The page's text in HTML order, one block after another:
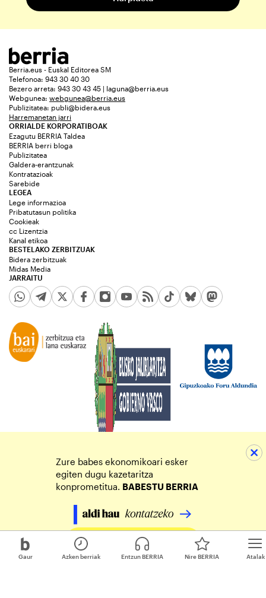
Gaur Atalak
Azken berriak Entzun BERRIA Nire BERRIA
Berria.eus - Euskal Editorea SM
Telefonoa: 943 30 40 30
Bezero arreta: 943 30 43 45 | laguna@berria.eus
Webgunea: webgunea@berria.eus
Publizitatea: publi@bidera.eus
Harremanetan jarri
ORRIALDE KORPORATIBOAK
Ezagutu BERRIA Taldea
BERRIA berri bloga
Publizitatea
Galdera-erantzunak
Kontratazioak
Sarebide
JARRAITU
LEGEA
Lege informazioa
Pribatutasun politika
Cookieak
cc Lizentzia
Kanal etikoa
BESTELAKO ZERBITZUAK
Bidera zerbitzuak
Midas Media
Zure babes ekonomikoari esker
egiten dugu kazetaritza
konprometitua. BABESTU BERRIA
Egin zure ekarpena